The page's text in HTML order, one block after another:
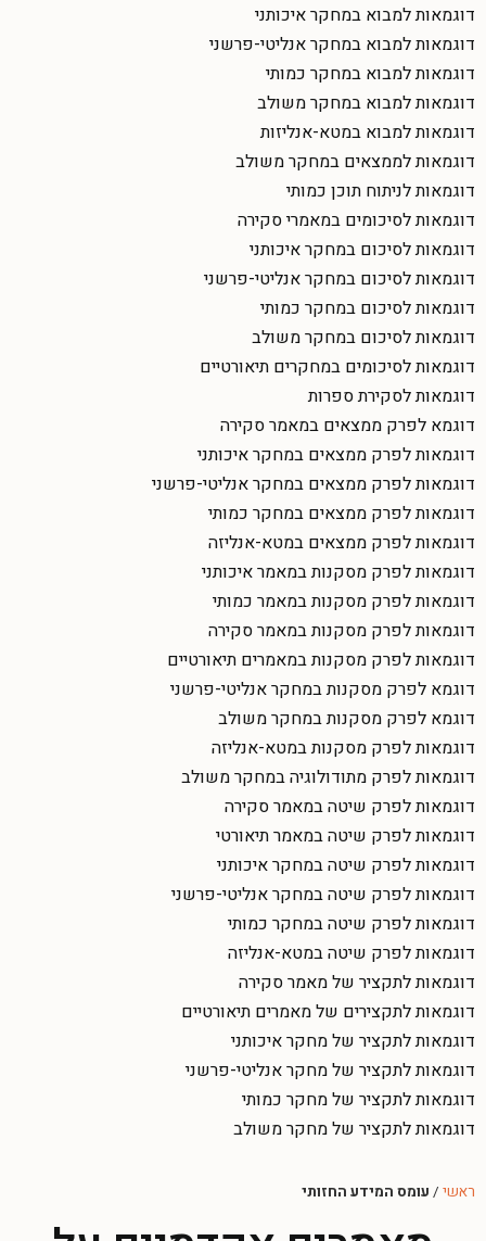
דוגמאות למבוא במחקר איכותני
דוגמאות למבוא במחקר אנליטי-פרשני
דוגמאות למבוא במחקר כמותי
דוגמאות למבוא במחקר משולב
דוגמאות למבוא במטא-אנליזות
דוגמאות לממצאים במחקר משולב
דוגמאות לניתוח תוכן כמותי
דוגמאות לסיכומים במאמרי סקירה
דוגמאות לסיכום במחקר איכותני
דוגמאות לסיכום במחקר אנליטי-פרשני
דוגמאות לסיכום במחקר כמותי
דוגמאות לסיכום במחקר משולב
דוגמאות לסיכומים במחקרים תיאורטיים
דוגמאות לסקירת ספרות
דוגמא לפרק ממצאים במאמר סקירה
דוגמאות לפרק ממצאים במחקר איכותני
דוגמאות לפרק ממצאים במחקר אנליטי-פרשני
דוגמאות לפרק ממצאים במחקר כמותי
דוגמאות לפרק ממצאים במטא-אנליזה
דוגמאות לפרק מסקנות במאמר איכותני
דוגמאות לפרק מסקנות במאמר כמותי
דוגמאות לפרק מסקנות במאמר סקירה
דוגמאות לפרק מסקנות במאמרים תיאורטיים
דוגמא לפרק מסקנות במחקר אנליטי-פרשני
דוגמא לפרק מסקנות במחקר משולב
דוגמאות לפרק מסקנות במטא-אנליזה
דוגמאות לפרק מתודולוגיה במחקר משולב
דוגמאות לפרק שיטה במאמר סקירה
דוגמאות לפרק שיטה במאמר תיאורטי
דוגמאות לפרק שיטה במחקר איכותני
דוגמאות לפרק שיטה במחקר אנליטי-פרשני
דוגמאות לפרק שיטה במחקר כמותי
דוגמאות לפרק שיטה במטא-אנליזה
דוגמאות לתקציר של מאמר סקירה
דוגמאות לתקצירים של מאמרים תיאורטיים
דוגמאות לתקציר של מחקר איכותני
דוגמאות לתקציר של מחקר אנליטי-פרשני
דוגמאות לתקציר של מחקר כמותי
דוגמאות לתקציר של מחקר משולב
ראשי / עומס המידע החזותי